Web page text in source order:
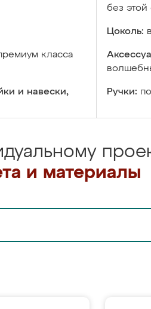
без этой
Цоколь:
класса
и навески,
Ручки:
и материалы